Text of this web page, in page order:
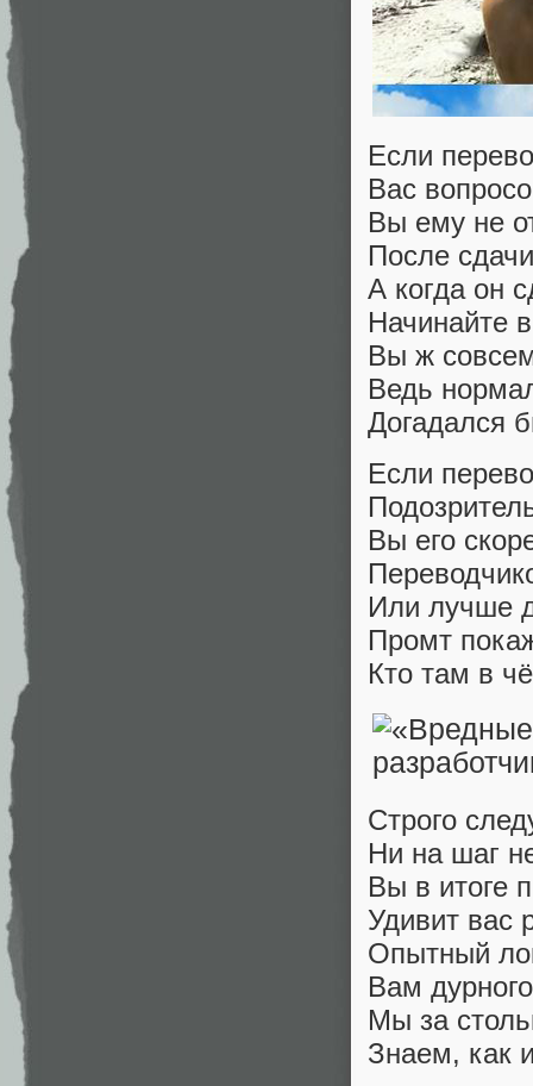
Если
Вас
Вы ему не
После
А когда он
Начинайте
Вы ж
Ведь
Догадался
Если
Вы его
Или лучше
Промт
Кто там в
Строго
Ни на шаг
Вы в итоге
Удивит вас
Опытный
Вам
Мы за
Знаем, как